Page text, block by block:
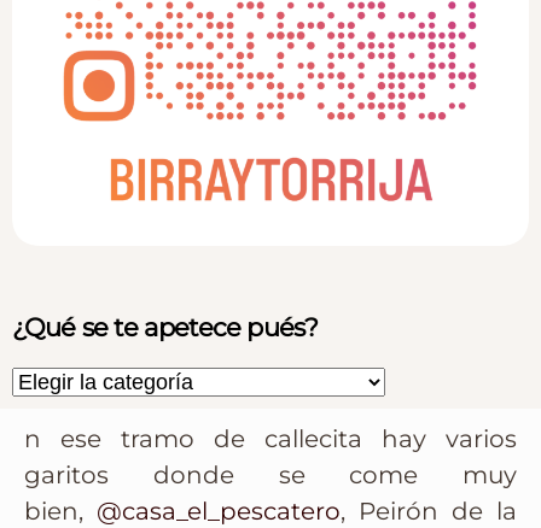
n ese tramo de callecita hay varios
garitos donde se come muy
bien, @casa_el_pescatero, Peirón de la
¿Qué se te apetece pués?